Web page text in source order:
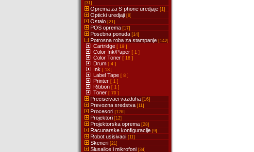
[31]
Oprema za S-phone uredjaje [1]
Opticki uredjaji [8]
Ostalo [21]
POS oprema [17]
Posebna ponuda [14]
Potrosna roba za stampanje [142]
Cartridge [ 19 ]
Color Ink/Paper [ 1 ]
Color Toner [ 16 ]
Drum [ 4 ]
Ink [ 13 ]
Label Tape [ 8 ]
Printer [ 1 ]
Ribbon [ 1 ]
Toner [ 79 ]
Preciscivaci vazduha [16]
Prevozna sredstva [11]
Procesori [126]
Projektori [12]
Projektorska oprema [28]
Racunarske konfiguracije [9]
Robot usisivaci [11]
Skeneri [21]
Slusalice i mikrofoni [34]